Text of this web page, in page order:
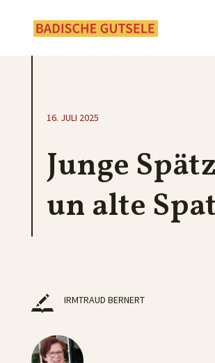
16. JULI 2025
Junge
un alte
IRMTRAUD BERNERT